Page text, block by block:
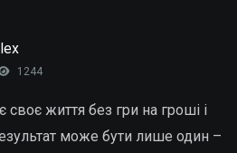
1244
життя без гри на гроші і
може бути лише один –